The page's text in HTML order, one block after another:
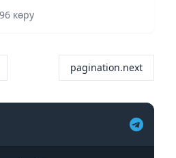
көру
pagination.next